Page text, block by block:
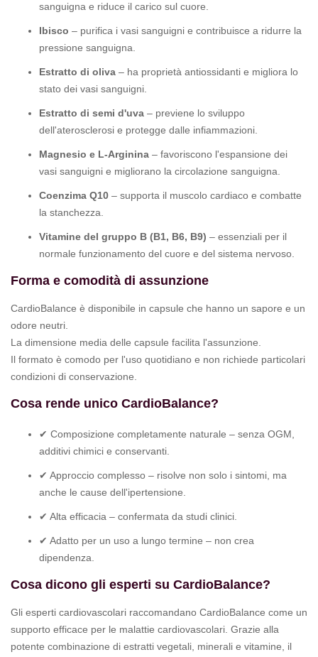
sanguigna e riduce il carico sul cuore.
Ibisco – purifica i vasi sanguigni e contribuisce a ridurre la
pressione sanguigna.
Estratto di oliva – ha proprietà antiossidanti e migliora lo
stato dei vasi sanguigni.
Estratto di semi d'uva – previene lo sviluppo
dell'aterosclerosi e protegge dalle infiammazioni.
Magnesio e L-Arginina – favoriscono l'espansione dei
vasi sanguigni e migliorano la circolazione sanguigna.
Coenzima Q10 – supporta il muscolo cardiaco e combatte
la stanchezza.
Vitamine del gruppo B (B1, B6, B9) – essenziali per il
normale funzionamento del cuore e del sistema nervoso.
Forma e comodità di assunzione
CardioBalance è disponibile in capsule che hanno un sapore e un
odore neutri.
La dimensione media delle capsule facilita l'assunzione.
Il formato è comodo per l'uso quotidiano e non richiede particolari
condizioni di conservazione.
Cosa rende unico CardioBalance?
✔ Composizione completamente naturale – senza OGM,
additivi chimici e conservanti.
✔ Approccio complesso – risolve non solo i sintomi, ma
anche le cause dell'ipertensione.
✔ Alta efficacia – confermata da studi clinici.
✔ Adatto per un uso a lungo termine – non crea
dipendenza.
Cosa dicono gli esperti su CardioBalance?
Gli esperti cardiovascolari raccomandano CardioBalance come un
supporto efficace per le malattie cardiovascolari. Grazie alla
potente combinazione di estratti vegetali, minerali e vitamine, il